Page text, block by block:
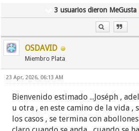
3 usuarios dieron MeGusta
OSDAVID
Miembro Plata
23 Apr, 2026, 06:13 AM
Bienvenido estimado ...Joséph ,
u otra , en este camino de la vida ,
los casos , se termina con